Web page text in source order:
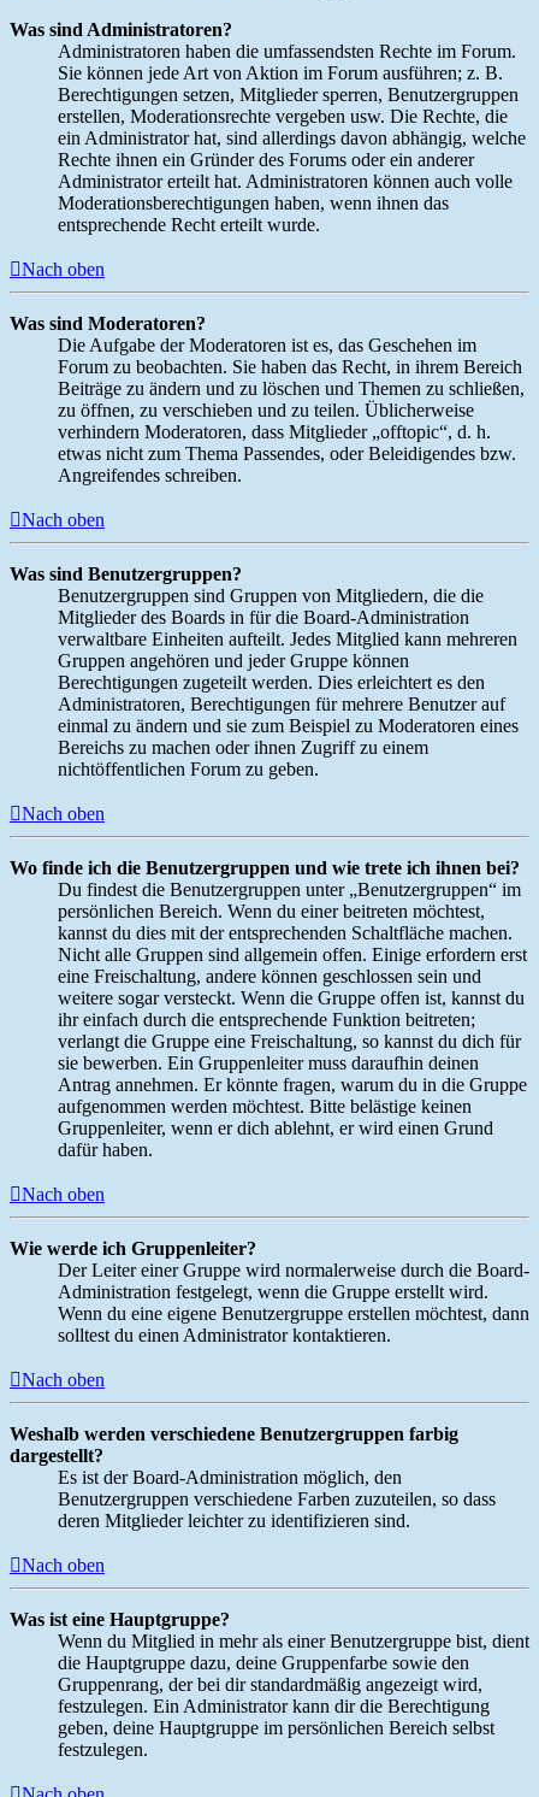
Was sind Administratoren?
Administratoren haben die umfassendsten Rechte im Forum.
Sie können jede Art von Aktion im Forum ausführen; z. B.
Berechtigungen setzen, Mitglieder sperren, Benutzergruppen
erstellen, Moderationsrechte vergeben usw. Die Rechte, die
ein Administrator hat, sind allerdings davon abhängig, welche
Rechte ihnen ein Gründer des Forums oder ein anderer
Administrator erteilt hat. Administratoren können auch volle
Moderationsberechtigungen haben, wenn ihnen das
entsprechende Recht erteilt wurde.
Nach oben
Was sind Moderatoren?
Die Aufgabe der Moderatoren ist es, das Geschehen im
Forum zu beobachten. Sie haben das Recht, in ihrem Bereich
Beiträge zu ändern und zu löschen und Themen zu schließen,
zu öffnen, zu verschieben und zu teilen. Üblicherweise
verhindern Moderatoren, dass Mitglieder „offtopic“, d. h.
etwas nicht zum Thema Passendes, oder Beleidigendes bzw.
Angreifendes schreiben.
Nach oben
Was sind Benutzergruppen?
Benutzergruppen sind Gruppen von Mitgliedern, die die
Mitglieder des Boards in für die Board-Administration
verwaltbare Einheiten aufteilt. Jedes Mitglied kann mehreren
Gruppen angehören und jeder Gruppe können
Berechtigungen zugeteilt werden. Dies erleichtert es den
Administratoren, Berechtigungen für mehrere Benutzer auf
einmal zu ändern und sie zum Beispiel zu Moderatoren eines
Bereichs zu machen oder ihnen Zugriff zu einem
nichtöffentlichen Forum zu geben.
Nach oben
Wo finde ich die Benutzergruppen und wie trete ich ihnen bei?
Du findest die Benutzergruppen unter „Benutzergruppen“ im
persönlichen Bereich. Wenn du einer beitreten möchtest,
kannst du dies mit der entsprechenden Schaltfläche machen.
Nicht alle Gruppen sind allgemein offen. Einige erfordern erst
eine Freischaltung, andere können geschlossen sein und
weitere sogar versteckt. Wenn die Gruppe offen ist, kannst du
ihr einfach durch die entsprechende Funktion beitreten;
verlangt die Gruppe eine Freischaltung, so kannst du dich für
sie bewerben. Ein Gruppenleiter muss daraufhin deinen
Antrag annehmen. Er könnte fragen, warum du in die Gruppe
aufgenommen werden möchtest. Bitte belästige keinen
Gruppenleiter, wenn er dich ablehnt, er wird einen Grund
dafür haben.
Nach oben
Wie werde ich Gruppenleiter?
Der Leiter einer Gruppe wird normalerweise durch die Board-
Administration festgelegt, wenn die Gruppe erstellt wird.
Wenn du eine eigene Benutzergruppe erstellen möchtest, dann
solltest du einen Administrator kontaktieren.
Nach oben
Weshalb werden verschiedene Benutzergruppen farbig
dargestellt?
Es ist der Board-Administration möglich, den
Benutzergruppen verschiedene Farben zuzuteilen, so dass
deren Mitglieder leichter zu identifizieren sind.
Nach oben
Was ist eine Hauptgruppe?
Wenn du Mitglied in mehr als einer Benutzergruppe bist, dient
die Hauptgruppe dazu, deine Gruppenfarbe sowie den
Gruppenrang, der bei dir standardmäßig angezeigt wird,
festzulegen. Ein Administrator kann dir die Berechtigung
geben, deine Hauptgruppe im persönlichen Bereich selbst
festzulegen.